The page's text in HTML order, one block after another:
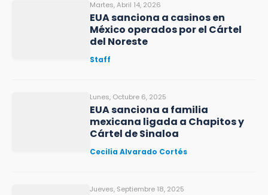
Martes, Abril 14, 2026
EUA sanciona a casinos en
México operados por el Cártel
del Noreste
Staff
Lunes, Octubre 6, 2025
EUA sanciona a familia
mexicana ligada a Chapitos y
Cártel de Sinaloa
Cecilia Alvarado Cortés
Jueves, Septiembre 18, 2025